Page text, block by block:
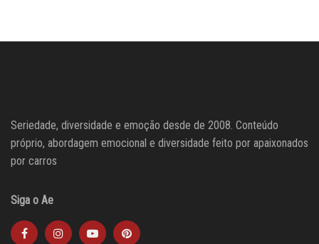
Seriedade, diversidade e emoção desde de 2008. Conteúdo
próprio, abordagem emocional e diversidade feito por apaixonados
por carros
Siga o Ae